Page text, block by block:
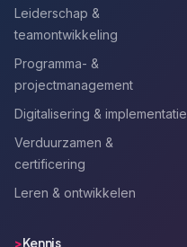
Leiderschap &
teamontwikkeling
Programma- &
projectmanagement
Digitalisering & implementatie
Verduurzamen &
certificering
Leren & ontwikkelen
>Kennis